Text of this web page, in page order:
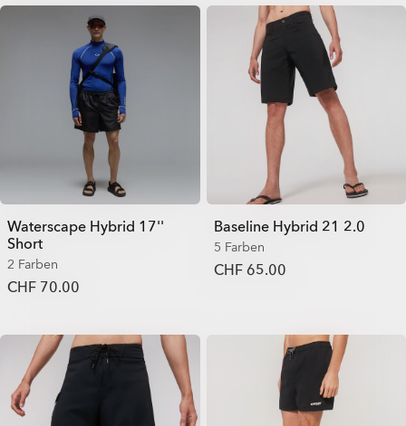
Waterscape Hybrid 17''
Short
2 Farben
CHF 70.00
Baseline Hybrid 21 2.0
5 Farben
CHF 65.00